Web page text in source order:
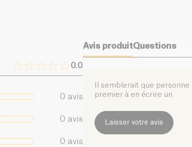
0.0
0 avis
0 avis
0 avis
Avis produitQuestions
Il semblerait que
premier à en écrire un.
Laisser votre avis